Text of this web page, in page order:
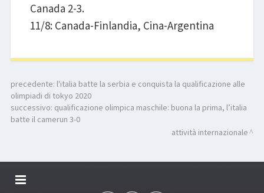
Canada 2-3.
11/8: Canada-Finlandia, Cina-Argentina
precedente: l'italia batte la serbia e conquista la qualificazione alle
olimpiadi di tokyo 2020
successivo: qualificazione olimpica maschile: buona la prima, l’italia
batte il camerun 3-0
attività internazionale